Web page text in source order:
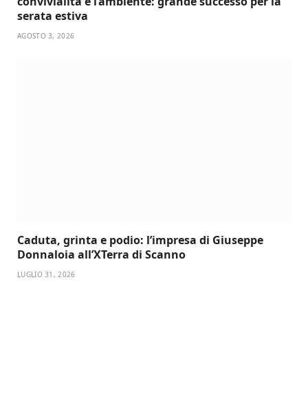
serata estiva
AGOSTO 3, 2026
Caduta, grinta e podio: l’impresa di Giuseppe
Donnaloia all’XTerra di Scanno
LUGLIO 31, 2026